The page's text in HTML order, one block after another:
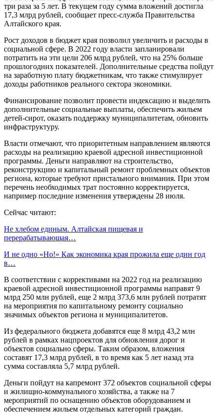
три раза за 5 лет. В текущем году сумма вложений достигла
17,3 млрд рублей, сообщает пресс-служба Правительства
Алтайского края.
Рост доходов в бюджет края позволил увеличить и расходы в
социальной сфере. В 2022 году власти запланировали
потратить на эти цели 206 млрд рублей, что на 25% больше
прошлогодних показателей. Дополнительные средства пойдут
на заработную плату бюджетникам, что также стимулирует
доходы работников реального сектора экономики.
Финансирование позволит провести индексацию и выделить
дополнительные социальные выплаты, обеспечить жильем
детей-сирот, оказать поддержку муниципалитетам, обновить
инфраструктуру.
Власти отмечают, что приоритетным направлением являются
расходы на реализацию краевой адресной инвестиционной
программы. Деньги направляют на строительство,
реконструкцию и капитальный ремонт проблемных объектов
региона, которые требуют пристального внимания. При этом
перечень необходимых трат постоянно корректируется,
например последние изменения утверждены 28 июля.
Сейчас читают:
Не хлебом единым. Алтайская пищевая и
перерабатывающая…
И не одно «Но!» Как экономика края прожила еще один год
в…
В соответствии с коррективами на 2022 год на реализацию
краевой адресной инвестиционной программы направят 9
млрд 250 млн рублей, еще 2 млрд 373,6 млн рублей потратят
на мероприятия по капитальному ремонту социально
значимых объектов региона и муниципалитетов.
Из федерального бюджета добавятся еще 8 млрд 43,2 млн
рублей в рамках нацпроектов для обновления дорог и
объектов социально сферы. Таким образом, вложения
составят 17,3 млрд рублей, в то время как 5 лет назад эта
сумма составляла 5,7 млрд рублей.
Деньги пойдут на капремонт 372 объектов социальной сферы
и жилищно-коммунального хозяйства, а также на 7
мероприятий по оснащению объектов оборудованием и
обеспечением жильем отдельных категорий граждан.